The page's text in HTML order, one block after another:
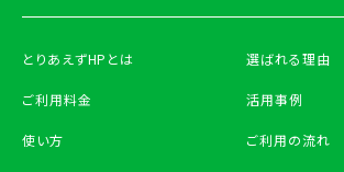
とりあえずHPとは
ご利用料金
使い方
選ばれる理由
活用事例
ご利用の流れ